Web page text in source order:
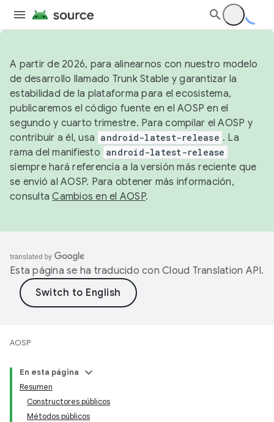
A partir de 2026, para alinearnos con nuestro modelo
de desarrollo llamado Trunk Stable y garantizar la
estabilidad de la plataforma para el ecosistema,
publicaremos el código fuente en el AOSP en el
segundo y cuarto trimestre. Para compilar el AOSP y
contribuir a él, usa android-latest-release . La
rama del manifiesto android-latest-release
siempre hará referencia a la versión más reciente que
se envió al AOSP. Para obtener más información,
consultaCambios en el AOSP.
Esta página se ha traducido con Cloud Translation API.
AOSP
En esta página
Resumen
Constructores públicos
Métodos públicos